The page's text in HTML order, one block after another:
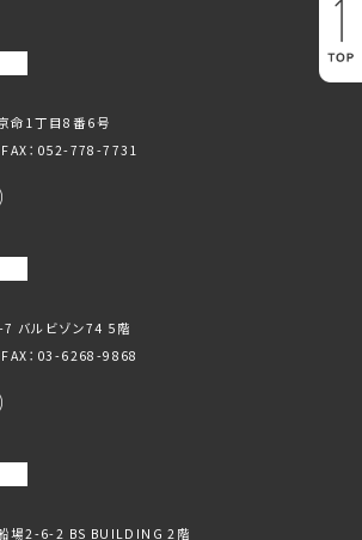
命1丁⽬8番6号
FAX：052-778-7731
バルビゾン74 5階
FAX：03-6268-9868
場2-6-2 BS BUILDING 2階